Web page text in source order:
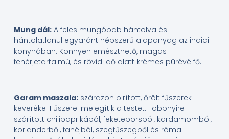
Mung dál:A feles mungóbab hántolva és
hántolatlanul egyaránt népszerű alapanyag az indiai
konyhában. Könnyen emészthető, magas
fehérjetartalmú, és rövid idő alatt krémes pürévé fő.
Garam maszala:szárazon pirított, őrölt fűszerek
keveréke. Fűszerei melegítik a testet. Többnyire
szárított chilipaprikából, feketeborsból, kardamomból,
korianderből, fahéjból, szegfűszegből és római